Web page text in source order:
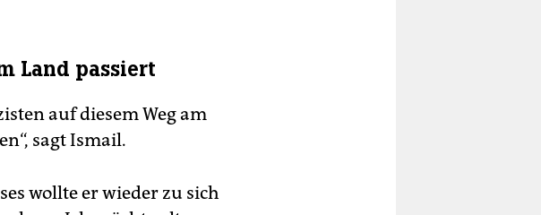
Land passiert
auf diesem Weg am
sagt Ismail.
wollte er wieder zu sich